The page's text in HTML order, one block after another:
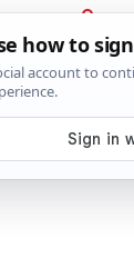
PRIJAVA